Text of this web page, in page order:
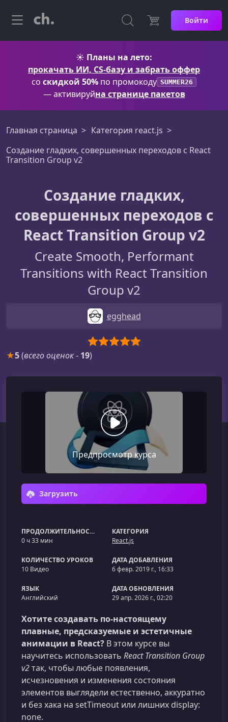
Войти
☀️ Планы на лето:
прокачать ИИ, CS-базу и забрать оффер
со скидкой 50% по промокоду SUMMER26
— активируйна странице пакетов
Главная страница
Категория react.js
Создание гладких, совершенных переходов с React
Transition Group v2
Создание гладких,
совершенных переходов с
React Transition Group v2
Create Smooth, Performant
Transitions with React Transition
Group v2
egghead
★5(всего оценок- 19)
Предпросмотр курса
Загрузить
ПРОДОЛЖИТЕЛЬНОСТЬ
0 ч 33 мин
КАТЕГОРИЯ
React.js
КОЛИЧЕСТВО УРОКОВ
10 Видео
ДАТА ДОБАВЛЕНИЯ
6 февр. 2019 г., 16:33
ЯЗЫК
Английский
ДАТА ОБНОВЛЕНИЯ
29 апр. 2026 г., 02:20
Хотите создавать по‑настоящему
плавные, предсказуемые и эстетичные
анимации в React? В этом курсе вы
научитесь использовать React Transition Group
v2так, чтобы любые появления,
исчезновения и изменения состояния
элементов выглядели естественно, аккуратно
и без хака на setTimeout или лишних display:
none.